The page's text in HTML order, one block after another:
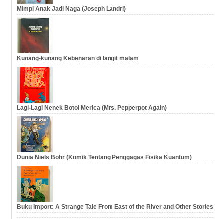
Mimpi Anak Jadi Naga (Joseph Landri)
Kunang-kunang Kebenaran di langit malam
Lagi-Lagi Nenek Botol Merica (Mrs. Pepperpot Again)
Dunia Niels Bohr (Komik Tentang Penggagas Fisika Kuantum)
Buku Import: A Strange Tale From East of the River and Other Stories